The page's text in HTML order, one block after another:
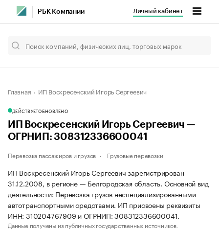
РБК Компании Личный кабинет
Главная ИП Воскресенский Игорь Сергеевич
ДЕЙСТВУЕТОБНОВЛЕНО
ИП Воскресенский Игорь Сергеевич —
ОГРНИП: 308312336600041
Перевозка пассажиров и грузов Грузовые перевозки
ИП Воскресенский Игорь Сергеевич зарегистрирован
31.12.2008, в регионе — Белгородская область. Основной вид
деятельности: Перевозка грузов неспециализированными
автотранспортными средствами. ИП присвоены реквизиты
ИНН: 310204767909 и ОГРНИП: 308312336600041.
Данные получены из публичных государственных источников.